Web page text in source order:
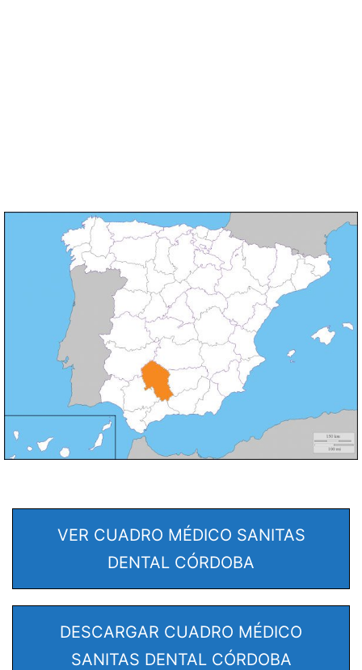
VER CUADRO MÉDICO SANITAS
DENTAL CÓRDOBA
DESCARGAR CUADRO MÉDICO
SANITAS DENTAL CÓRDOBA